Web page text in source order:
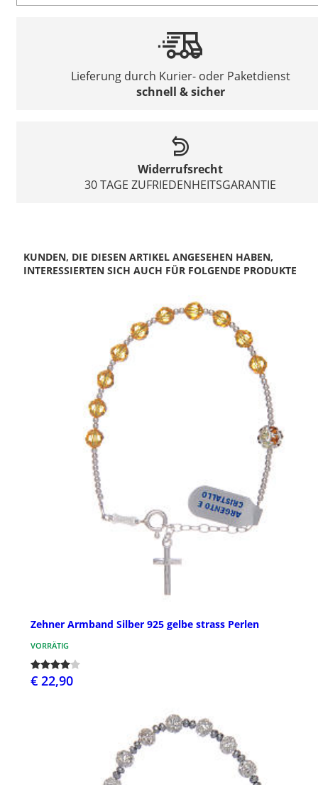
Lieferung durch Kurier- oder Paketdienst
schnell & sicher
Widerrufsrecht
30 TAGE ZUFRIEDENHEITSGARANTIE
KUNDEN, DIE DIESEN ARTIKEL ANGESEHEN HABEN,
INTERESSIERTEN SICH AUCH FÜR FOLGENDE PRODUKTE
Zehner Armband Silber 925 gelbe strass Perlen
VORRÄTIG
€ 22,90